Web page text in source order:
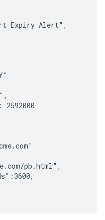
Expiry Alert",
2592000
pb.html",